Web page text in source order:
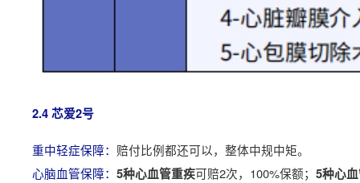
2.4 芯爱2号
重中轻症保障： 赔付比例都还可以，整体中规中矩。
心脑血管保障： 5种心血管重疾可赔2次，100%保额； 5种心